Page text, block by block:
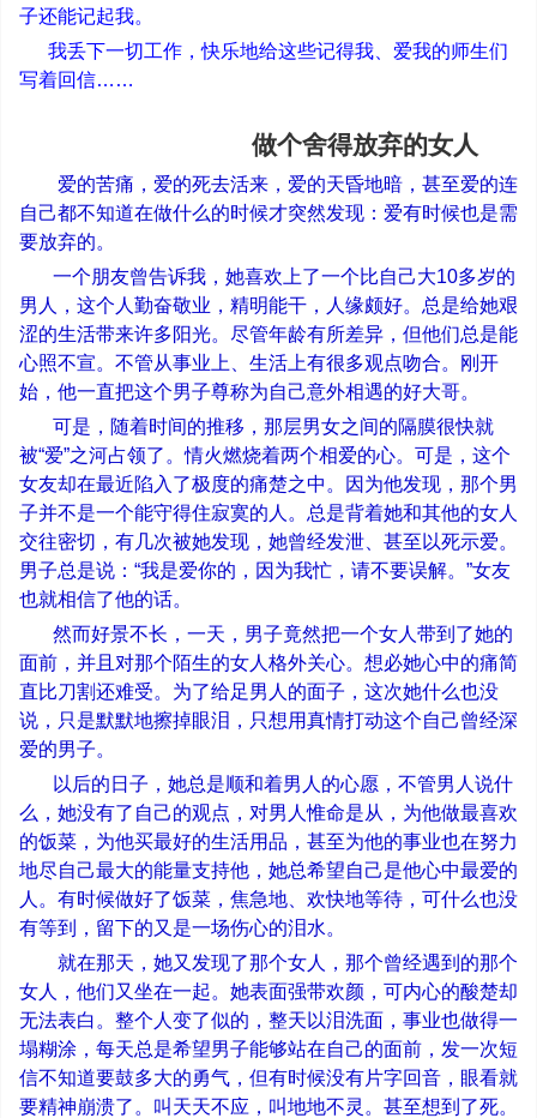
子还能记起我。
我丢下一切工作，快乐地给这些记得我、爱我的师生们
写着回信……
做个舍得放弃的女人
爱的苦痛，爱的死去活来，爱的天昏地暗，甚至爱的连
自己都不知道在做什么的时候才突然发现：爱有时候也是需
要放弃的。
一个朋友曾告诉我，她喜欢上了一个比自己大10多岁的
男人，这个人勤奋敬业，精明能干，人缘颇好。总是给她艰
涩的生活带来许多阳光。尽管年龄有所差异，但他们总是能
心照不宣。不管从事业上、生活上有很多观点吻合。刚开
始，他一直把这个男子尊称为自己意外相遇的好大哥。
可是，随着时间的推移，那层男女之间的隔膜很快就
被“爱”之河占领了。情火燃烧着两个相爱的心。可是，这个
女友却在最近陷入了极度的痛楚之中。因为他发现，那个男
子并不是一个能守得住寂寞的人。总是背着她和其他的女人
交往密切，有几次被她发现，她曾经发泄、甚至以死示爱。
男子总是说： “我是爱你的，因为我忙，请不要误解。 ”女友
也就相信了他的话。
然而好景不长，一天，男子竟然把一个女人带到了她的
面前，并且对那个陌生的女人格外关心。想必她心中的痛简
直比刀割还难受。为了给足男人的面子，这次她什么也没
说，只是默默地擦掉眼泪，只想用真情打动这个自己曾经深
爱的男子。
以后的日子，她总是顺和着男人的心愿，不管男人说什
么，她没有了自己的观点，对男人惟命是从，为他做最喜欢
的饭菜，为他买最好的生活用品，甚至为他的事业也在努力
地尽自己最大的能量支持他，她总希望自己是他心中最爱的
人。有时候做好了饭菜，焦急地、欢快地等待，可什么也没
有等到，留下的又是一场伤心的泪水。
就在那天，她又发现了那个女人，那个曾经遇到的那个
女人，他们又坐在一起。她表面强带欢颜，可内心的酸楚却
无法表白。整个人变了似的，整天以泪洗面，事业也做得一
塌糊涂，每天总是希望男子能够站在自己的面前，发一次短
信不知道要鼓多大的勇气，但有时候没有片字回音，眼看就
要精神崩溃了。叫天天不应，叫地地不灵。甚至想到了死。